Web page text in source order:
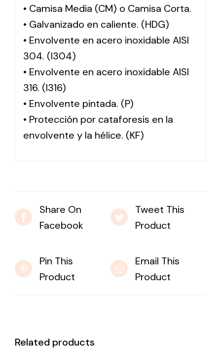
• Camisa Media (CM) o Camisa Corta.
• Galvanizado en caliente. (HDG)
• Envolvente en acero inoxidable AISI
304. (I304)
• Envolvente en acero inoxidable AISI
316. (I316)
• Envolvente pintada. (P)
• Protección por cataforesis en la
envolvente y la hélice. (KF)
Share On
Facebook
Tweet This
Product
Pin This
Product
Email This
Product
Related products